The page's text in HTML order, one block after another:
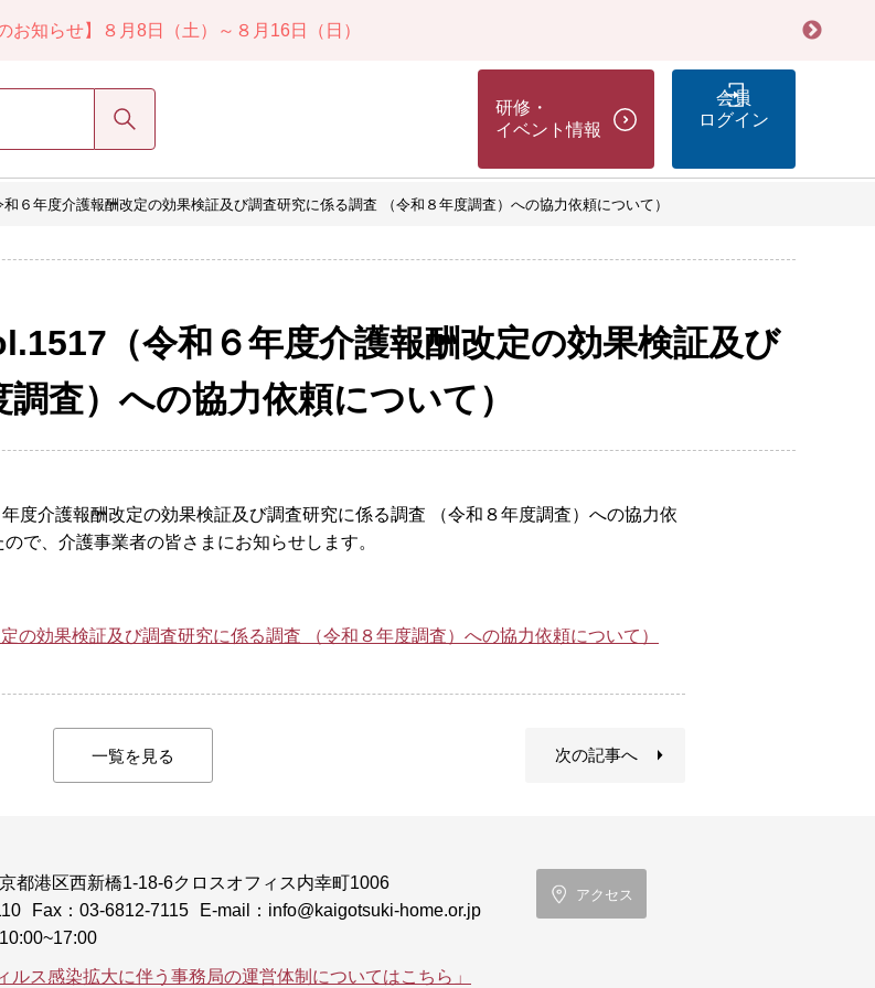
お知らせ】８月8日（土）～８月16日（日）
検索
研修・
イベント情報
会員
ログイン
６年度介護報酬改定の効果検証及び調査研究に係る調査 （令和８年度調査）への協力依頼について）
（令和６年度介護報酬改定の効果検証及び
査）への協力依頼について）
度介護報酬改定の効果検証及び調査研究に係る調査 （令和８年度調査）への協力依
で、介護事業者の皆さまにお知らせします。
の効果検証及び調査研究に係る調査 （令和８年度調査）への協力依頼について）
一覧を見る 次の記事へ
都港区西新橋1-18-6クロスオフィス内幸町1006
Fax：03-6812-7115
E-mail：info@kaigotsuki-home.or.jp
ルス感染拡大に伴う事務局の運営体制についてはこちら」
アクセス